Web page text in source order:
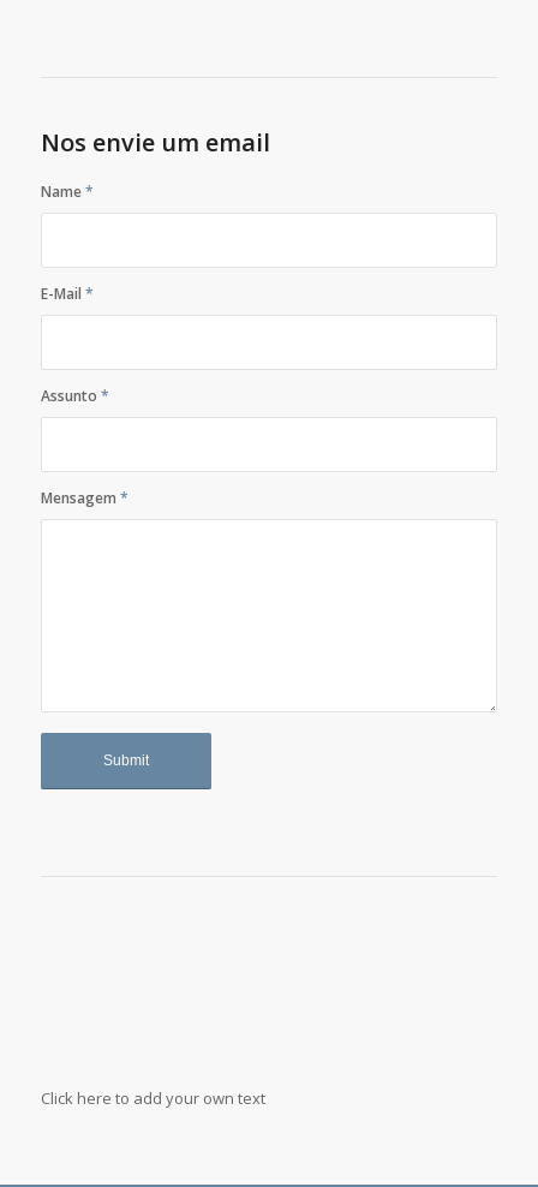
Nos envie um email
Name*
E-Mail *
Assunto *
Mensagem *
Click here to add your own text